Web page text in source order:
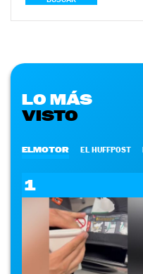
LO MÁS
VISTO
ELMOTOR EL HUFFPOST
1